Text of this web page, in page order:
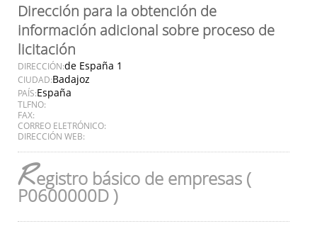
Dirección para la obtención de
información adicional sobre proceso de
licitación
DIRECCIÓN:de España 1
CIUDAD:Badajoz
PAÍS:España
TLFNO:
FAX:
CORREO ELETRÓNICO:
DIRECCIÓN WEB:
Registro básico de empresas (
P0600000D )